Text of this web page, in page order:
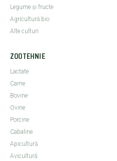
Legume şi fructe
Agricultură bio
Alte culturi
ZOOTEHNIE
Lactate
Carne
Bovine
Ovine
Porcine
Cabaline
Apicultură
Avicultură